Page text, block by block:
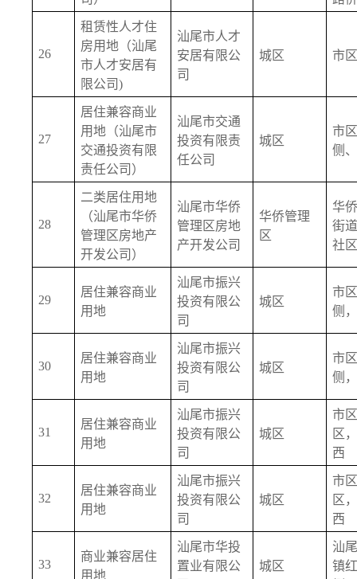
26
租赁性人才住
房用地（汕尾
市人才安居有
限公司)
汕尾市人才
安居有限公
司
城区 市
27
居住兼容商业
用地（汕尾市
交通投资有限
责任公司）
汕尾市交通
投资有限责
任公司
城区
市
侧
28
二类居住用地
（汕尾市华侨
管理区房地产
开发公司）
汕尾市华侨
管理区房地
产开发公司
华侨管理
区
华
街
社
29
居住兼容商业
用地
汕尾市振兴
投资有限公
司
城区
市
侧
30
居住兼容商业
用地
汕尾市振兴
投资有限公
司
城区
市
侧
31
居住兼容商业
用地
汕尾市振兴
投资有限公
司
城区
市
区
西
32
居住兼容商业
用地
汕尾市振兴
投资有限公
司
城区
市
区
西
33
商业兼容居住
用地
汕尾市华投
置业有限公
城区
汕
镇